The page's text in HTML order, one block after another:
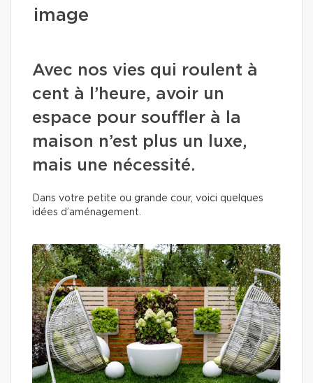
image
Avec nos vies qui roulent à
cent à l’heure, avoir un
espace pour souffler à la
maison n’est plus un luxe,
mais une nécessité.
Dans votre petite ou grande cour, voici quelques
idées d’aménagement.